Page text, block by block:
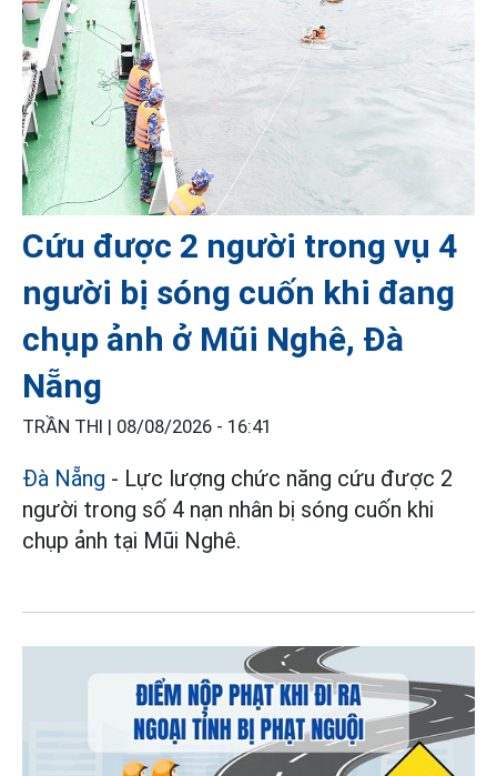
Cứu được 2 người trong vụ 4
người bị sóng cuốn khi đang
chụp ảnh ở Mũi Nghê, Đà
Nẵng
TRẦN THI | 08/08/2026 - 16:41
Đà Nẵng - Lực lượng chức năng cứu được 2
người trong số 4 nạn nhân bị sóng cuốn khi
chụp ảnh tại Mũi Nghê.